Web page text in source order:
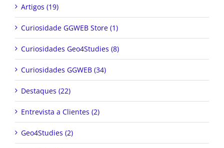
Artigos (19)
Curiosidade GGWEB Store (1)
Curiosidades Geo4Studies (8)
Curiosidades GGWEB (34)
Destaques (22)
Entrevista a Clientes (2)
Geo4Studies (2)